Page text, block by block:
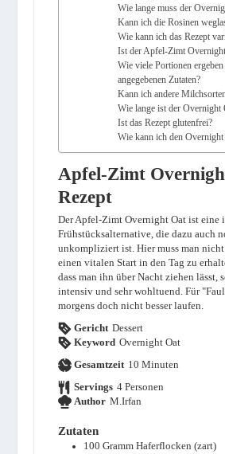
Wie lange muss der
Kann ich die Rosinen
Wie kann ich das Rezept
Ist der Apfel-Zimt
Wie viele Portionen
angegebenen Zutaten?
Kann ich andere
Wie lange ist der Overnight
Ist das Rezept glutenfrei?
Wie kann ich den Overnight
Apfel-Zimt
Rezept
Der Apfel-Zimt Overnight Oat ist eine
Frühstücksalternative, die dazu auch
unkompliziert ist. Hier muss man
einen vitalen Start in den Tag zu
dass man ihn über Nacht ziehen lässt,
intensiv und sehr wohltuend. Für
morgens doch nicht besser laufen.
Gericht Dessert
Keyword Overnight Oat
Gesamtzeit 10Minuten
Minuten
Servings 4 Personen
Author M.Irfan
Zutaten
100 Gramm Haferflocken (zart)